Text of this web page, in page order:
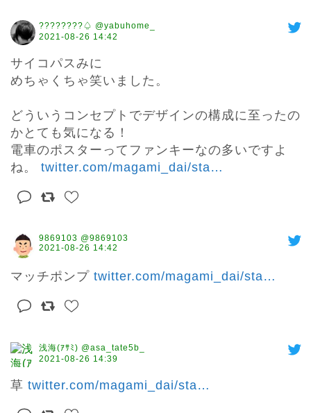
????????♤ @yabuhome_
2021-08-26 14:42
サイコパスみに
めちゃくちゃ笑いました。
どういうコンセプトでデザインの構成に至ったの
かとても気になる！
電車のポスターってファンキーなの多いですよ
ね。 twitter.com/magami_dai/sta…
9869103 @9869103
2021-08-26 14:42
マッチポンプ twitter.com/magami_dai/sta…
浅海(ｱｻﾐ) @asa_tate5b_
2021-08-26 14:39
草 twitter.com/magami_dai/sta…